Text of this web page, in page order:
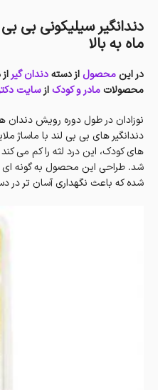
ماه به بالا
در این محصول از دستهدندان گیر
محصولات مادر و کودکازسایت
نوزادان در طول دوره رویش دندان
دندانگیر های بی بی لند با ماساژ
های کودک، این درد لثه را کم می
شد. طراحی این محصول به گونه ای
شده که باعث نگهداری آسان تر در